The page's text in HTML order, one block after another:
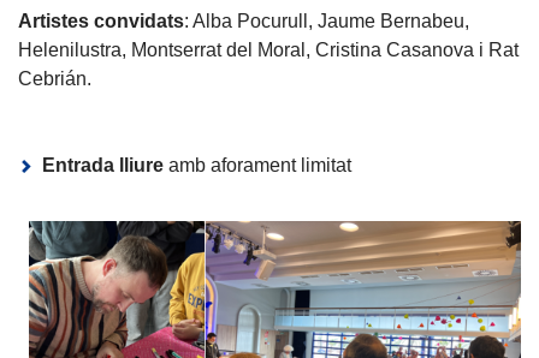
Artistes convidats: Alba Pocurull, Jaume Bernabeu,
Helenilustra, Montserrat del Moral, Cristina Casanova i Rat
Cebrián.
Entrada lliure amb aforament limitat